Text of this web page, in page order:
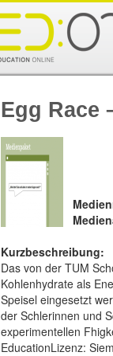
Egg Race
Kurzbeschreibung:
Das von der TUM
Kohlenhydrate als
Speisel eingesetzt
der Schlerinnen und
experimentellen
EducationLizenz: